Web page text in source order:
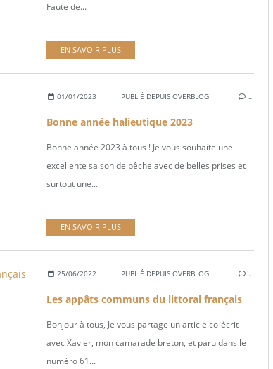
Faute de...
EN SAVOIR PLUS
01/01/2023 PUBLIÉ DEPUIS OVERBLOG …
Bonne année halieutique 2023
Bonne année 2023 à tous ! Je vous souhaite une
excellente saison de pêche avec de belles prises et
surtout une...
EN SAVOIR PLUS
25/06/2022 PUBLIÉ DEPUIS OVERBLOG …
Les appâts communs du littoral français
Bonjour à tous, Je vous partage un article co-écrit
avec Xavier, mon camarade breton, et paru dans le
numéro 61...